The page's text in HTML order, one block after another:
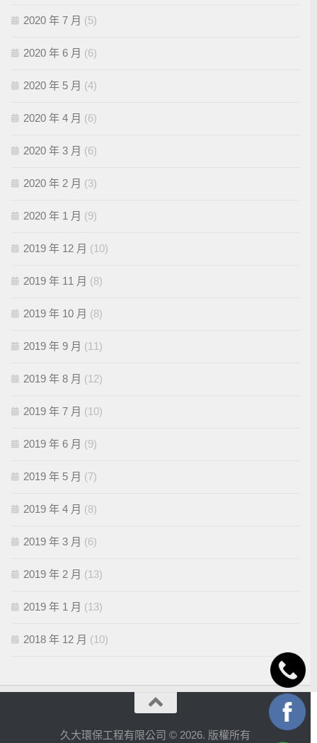
2020 年 7 月 (5)
2020 年 6 月 (6)
2020 年 5 月 (4)
2020 年 4 月 (6)
2020 年 3 月 (6)
2020 年 2 月 (3)
2020 年 1 月 (9)
2019 年 12 月 (10)
2019 年 11 月 (8)
2019 年 10 月 (8)
2019 年 9 月 (11)
2019 年 8 月 (12)
2019 年 7 月 (10)
2019 年 6 月 (9)
2019 年 5 月 (7)
2019 年 4 月 (8)
2019 年 3 月 (6)
2019 年 2 月 (13)
2019 年 1 月 (13)
2018 年 12 月 (10)
久大環保工程有限公司 © 2026. 版權所有